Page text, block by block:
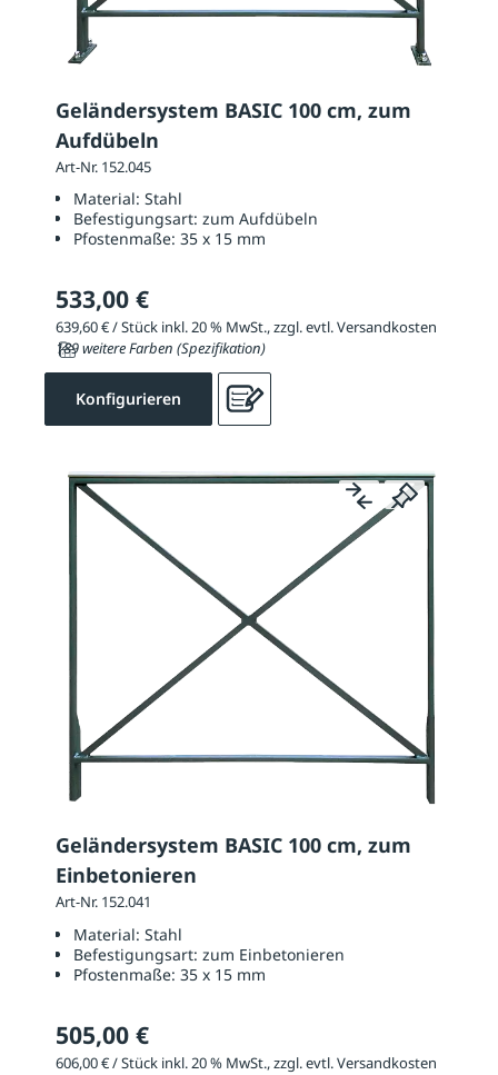
Geländersystem BASIC 100 cm, zum
Aufdübeln
Art-Nr. 152.045
Material: Stahl
Befestigungsart: zum Aufdübeln
Pfostenmaße: 35 x 15 mm
533,00 €
639,60 € / Stück inkl. 20 % MwSt., zzgl. evtl. Versandkosten
189 weitere Farben (Spezifikation)
Konfigurieren
Geländersystem BASIC 100 cm, zum
Einbetonieren
Art-Nr. 152.041
Material: Stahl
Befestigungsart: zum Einbetonieren
Pfostenmaße: 35 x 15 mm
505,00 €
606,00 € / Stück inkl. 20 % MwSt., zzgl. evtl. Versandkosten